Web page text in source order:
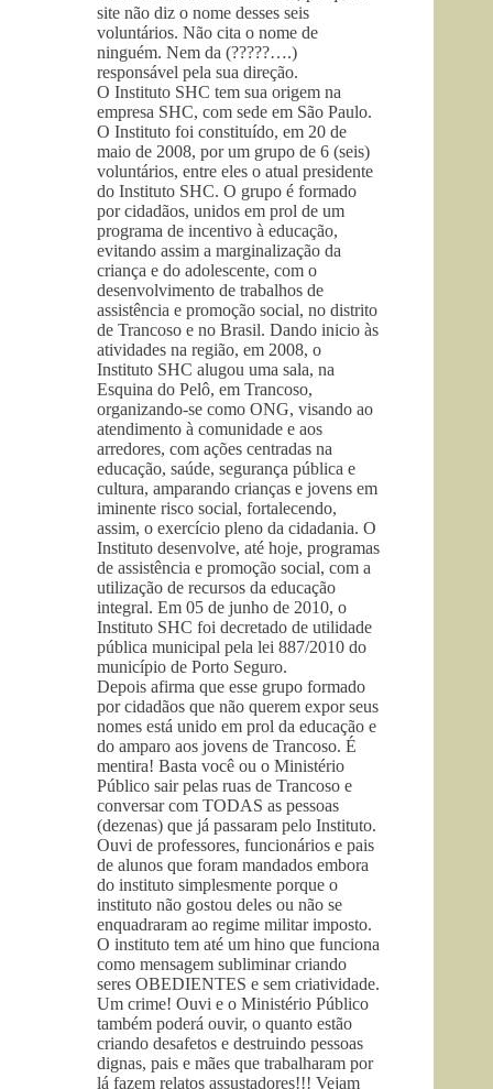
site não diz o nome desses seis
voluntários. Não cita o nome de
ninguém. Nem da (?????….)
responsável pela sua direção.
O Instituto SHC tem sua origem na
empresa SHC, com sede em São Paulo.
O Instituto foi constituído, em 20 de
maio de 2008, por um grupo de 6 (seis)
voluntários, entre eles o atual presidente
do Instituto SHC. O grupo é formado
por cidadãos, unidos em prol de um
programa de incentivo à educação,
evitando assim a marginalização da
criança e do adolescente, com o
desenvolvimento de trabalhos de
assistência e promoção social, no distrito
de Trancoso e no Brasil. Dando inicio às
atividades na região, em 2008, o
Instituto SHC alugou uma sala, na
Esquina do Pelô, em Trancoso,
organizando-se como ONG, visando ao
atendimento à comunidade e aos
arredores, com ações centradas na
educação, saúde, segurança pública e
cultura, amparando crianças e jovens em
iminente risco social, fortalecendo,
assim, o exercício pleno da cidadania. O
Instituto desenvolve, até hoje, programas
de assistência e promoção social, com a
utilização de recursos da educação
integral. Em 05 de junho de 2010, o
Instituto SHC foi decretado de utilidade
pública municipal pela lei 887/2010 do
município de Porto Seguro.
Depois afirma que esse grupo formado
por cidadãos que não querem expor seus
nomes está unido em prol da educação e
do amparo aos jovens de Trancoso. É
mentira! Basta você ou o Ministério
Público sair pelas ruas de Trancoso e
conversar com TODAS as pessoas
(dezenas) que já passaram pelo Instituto.
Ouvi de professores, funcionários e pais
de alunos que foram mandados embora
do instituto simplesmente porque o
instituto não gostou deles ou não se
enquadraram ao regime militar imposto.
O instituto tem até um hino que funciona
como mensagem subliminar criando
seres OBEDIENTES e sem criatividade.
Um crime! Ouvi e o Ministério Público
também poderá ouvir, o quanto estão
criando desafetos e destruindo pessoas
dignas, pais e mães que trabalharam por
lá fazem relatos assustadores!!! Vejam